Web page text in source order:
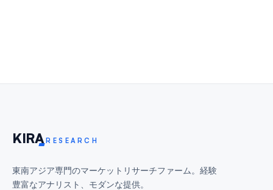
KIRA RESEARCH
東南アジア専門のマーケットリサーチファーム。経験
豊富なアナリスト、モダンな提供。